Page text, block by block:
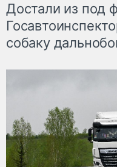
Достали из под
собаку